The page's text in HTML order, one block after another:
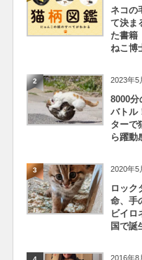
ネコの
て決ま
た書籍
ねこ博
2 2023年5
8000分
バトル
ターで
ら躍動
3 2020年5
ロック
命、手
ビイロ
国で誕
2016年8